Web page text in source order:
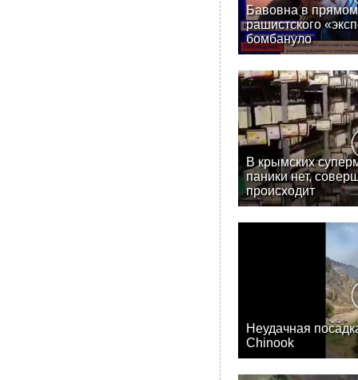
Бавовна в
рашистского
бомбануло
В крымских
паники нет,
происходит
Неудачная
Chinook